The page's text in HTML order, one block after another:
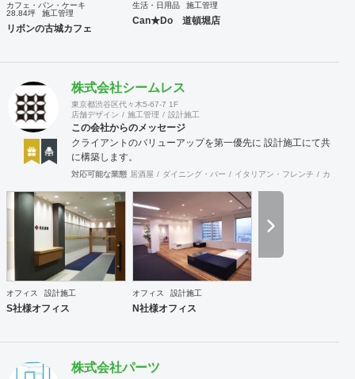
カフェ・パン・ケーキ
28.84坪
施工管理
リボンの古城カフェ
生活・日用品 施工管理
Can★Do 道頓堀店
株式会社シームレス
東京都渋谷区代々木5-67-7 1F
店舗デザイン
施工管理 設計施工
この会社からのメッセージ
クライアントのバリューアップを第一優先に 設計施工にて共
に構築します。
対応可能な業態 居酒屋 ダイニング・バー イタリアン・フレンチ カフェ
オフィス 設計施工
S社様オフィス
オフィス 設計施工
N社様オフィス
株式会社パーツ